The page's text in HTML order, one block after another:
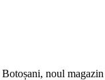
noul